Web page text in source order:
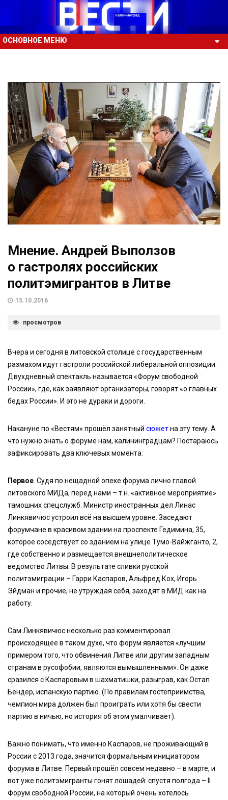
ОСНОВНОЕ МЕНЮ
Мнение. Андрей Выползов
о гастролях российских
политэмигрантов в Литве
15.10.2016
просмотров
Вчера и сегодня в литовской столице с государственным
размахом идут гастроли российской либеральной оппозиции.
Двухдневный спектакль называется «Форум свободной
России», где, как заявляют организаторы, говорят «о главных
бедах России». И это не дураки и дороги.
Накануне по «Вестям» прошёл занятный сюжетна эту тему. А
что нужно знать о форуме нам, калининградцам? Постараюсь
зафиксировать два ключевых момента.
Первое . Судя по нещадной опеке форума лично главой
литовского МИДа, перед нами – т.н. «активное мероприятие»
тамошних спецслужб. Министр иностранных дел Линас
Линкявичюс устроил всё на высшем уровне. Заседают
форумчане в красивом здании на проспекте Гедимина, 35,
которое соседствует со зданием на улице Тумо-Вайжганто, 2,
где собственно и размещается внешнеполитическое
ведомство Литвы. В результате сливки русской
политэмиграции – Гарри Каспаров, Альфред Кох, Игорь
Эйдман и прочие, не утруждая себя, заходят в МИД как на
работу.
Сам Линкявичюс несколько раз комментировал
происходящее в таком духе, что форум является «лучшим
примером того, что обвинения Литве или другим западным
странам в русофобии, являются вымышленными». Он даже
сразился с Каспаровым в шахматишки, разыграв, как Остап
Бендер, испанскую партию. (По правилам гостеприимства,
чемпион мира должен был проиграть или хотя бы свести
партию в ничью, но история об этом умалчивает).
Важно понимать, что именно Каспаров, не проживающий в
России с 2013 года, значится формальным инициатором
форума в Литве. Первый прошёл совсем недавно – в марте, и
вот уже политэмигранты гонят лошадей: спустя полгода –
Форум свободной России, на который очень хотелось